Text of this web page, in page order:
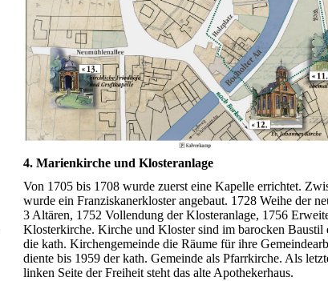
4. Marienkirche und Klosteranlage
Von 1705 bis 1708 wurde zuerst eine Kapelle errichtet.
wurde ein Franziskanerkloster angebaut. 1728 Weihe der
3 Altären, 1752 Vollendung der Klosteranlage, 1756
Klosterkirche. Kirche und Kloster sind im barocken Baustil
die kath. Kirchengemeinde die Räume für ihre
diente bis 1959 der kath. Gemeinde als Pfarrkirche. Als
linken Seite der Freiheit steht das alte Apothekerhaus.